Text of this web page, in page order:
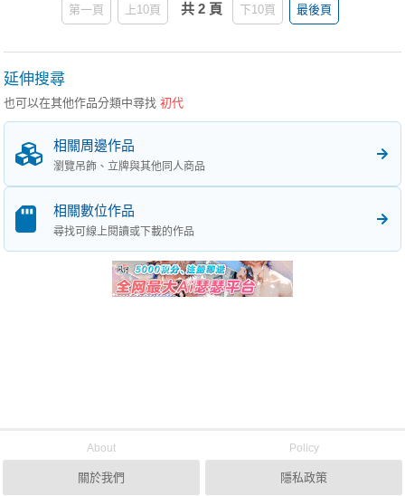
第一頁 上10頁 共 2 頁 下10頁 最後頁
延伸搜尋
也可以在其他作品分類中尋找初代
相關周邊作品
瀏覽吊飾、立牌與其他同人商品
相關數位作品
尋找可線上閱讀或下載的作品
About
關於我們
Policy
隱私政策